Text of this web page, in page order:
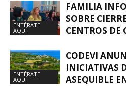
ENTÉRATE
AQUÍ
FAMILIA
SOBRE
CENTROS DE
ENTÉRATE
AQUÍ
CODEVI
INICIATIVAS
ASEQUIBLE